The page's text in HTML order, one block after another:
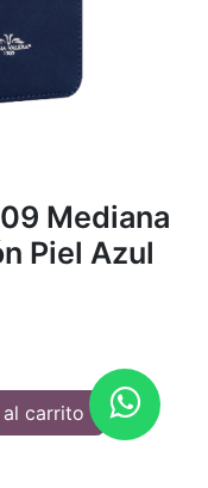
Mediana
Piel Azul
carrito